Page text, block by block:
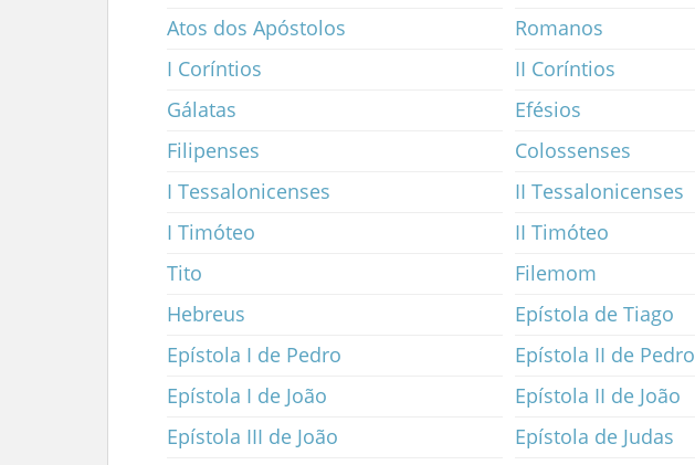
Atos dos Apóstolos
Romanos
I Coríntios
II Coríntios
Gálatas
Efésios
Filipenses
Colossenses
I Tessalonicenses
II Tessalonicenses
I Timóteo
II Timóteo
Tito
Filemom
Hebreus
Epístola de Tiago
Epístola I de Pedro
Epístola II de Pedro
Epístola I de João
Epístola II de João
Epístola III de João
Epístola de Judas